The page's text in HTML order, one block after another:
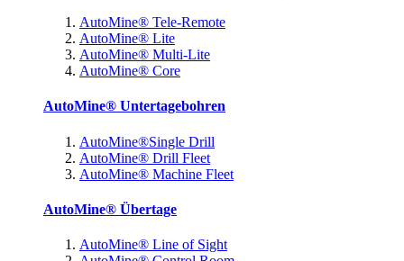
AutoMine® Tele-Remote
AutoMine® Lite
AutoMine® Multi-Lite
AutoMine® Core
AutoMine® Untertagebohren
AutoMine®Single Drill
AutoMine® Drill Fleet
AutoMine® Machine Fleet
AutoMine® Übertage
AutoMine® Line of Sight